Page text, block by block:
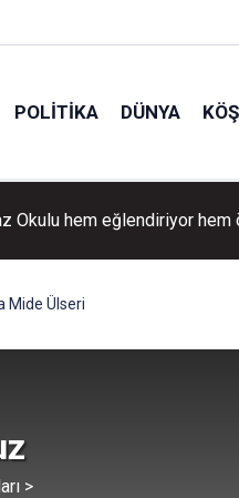
POLITIKA DÜNYA
üretim gücünü
Mide Ülseri
>